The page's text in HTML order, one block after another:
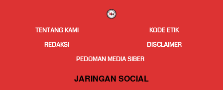
TENTANG KAMI
KODE ETIK
REDAKSI
DISCLAIMER
PEDOMAN MEDIA SIBER
JARINGAN SOCIAL